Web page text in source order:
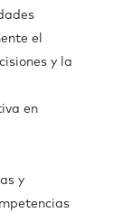
el
y la
en
y